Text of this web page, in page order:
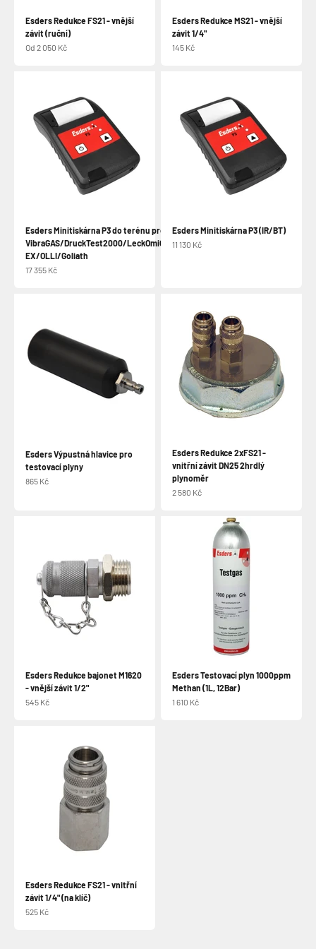
Esders Redukce FS21 - vnější
závit (ruční)
Prodejní cena
Od 2 050 Kč
Esders Redukce MS21 - vnější
závit 1/4"
Prodejní cena
145 Kč
Esders Minitiskárna P3 do terénu pro
VibraGAS/DruckTest2000/LeckOmiO/SIGI
EX/OLLI/Goliath
Prodejní cena
17 355 Kč
Esders Minitiskárna P3 (IR/BT)
Prodejní cena
11 130 Kč
Esders Výpustná hlavice pro
testovací plyny
Prodejní cena
865 Kč
Esders Redukce 2xFS21 -
vnitřní závit DN25 2hrdlý
plynoměr
Prodejní cena
2 580 Kč
Esders Redukce bajonet M1620
- vnější závit 1/2"
Prodejní cena
545 Kč
Esders Testovací plyn 1000ppm
Methan (1L, 12Bar)
Prodejní cena
1 610 Kč
Esders Redukce FS21 - vnitřní
závit 1/4" (na klíč)
Prodejní cena
525 Kč